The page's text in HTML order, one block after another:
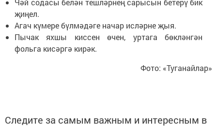
Чәй содасы белән тешләрнең сарысын бетерү бик
җиңел.
Агач күмере бүлмәдәге начар исләрне җыя.
Пычак яхшы киссен өчен, уртага бөкләнгән
фольга кисәргә кирәк.
Фото: «Туганайлар»
Следите за самым важным и интересным в